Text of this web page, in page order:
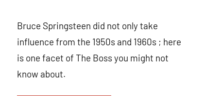
Bruce Springsteen did not only take
influence from the 1950s and 1960s ; here
is one facet of The Boss you might not
know about.